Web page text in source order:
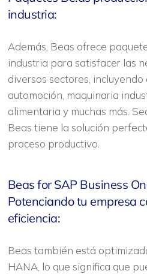
industria:
Además, Beas ofrece
industria para satisfacer las
diversos sectores, incluyendo
automoción, maquinaria
alimentaria y muchas más.
Beas tiene la solución
proceso productivo.
Beas for SAP Business
Potenciando tu empresa
eficiencia:
Beas también está
HANA, lo que significa que